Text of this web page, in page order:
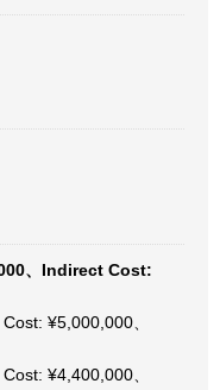
、Indirect Cost:
¥5,000,000、
¥4,400,000、